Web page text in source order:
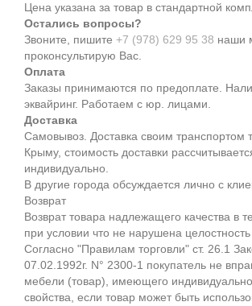
Цена указана за товар в стандартной
Остались вопросы?
Звоните, пишите +7 (978) 629 95 38 наши
проконсультирую Вас.
Оплата
Заказы принимаются по предоплате.
эквайринг. Работаем с юр. лицами.
Доставка
Самовывоз. Доставка своим транспортом
Крыму, стоимость доставки
индивидуально.
В другие города обсуждается лично с
Возврат
Возврат товара надлежащего качества в
при условии что не нарушена целостность
Согласно "Правилам торговли" ст. 26.1
07.02.1992г. N° 2300-1 покупатель не
мебели (товар), имеющего
свойства, если товар может быть